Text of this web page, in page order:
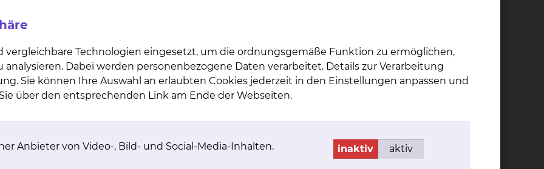
Frauenklinik am Standort Celler Straße statt.
anmelden?
und Patienten zu einer Tumorkonferenz anzumelden.
vergleichbare Technologien eingesetzt, um die ordnungsgemäße Funktion zu ermöglichen,
Dabei werden personenbezogene Daten verarbeitet. Details zur Verarbeitung
Sie können Ihre Auswahl an erlaubten Cookies jederzeit in den Einstellungen anpassen und
über den entsprechenden Link am Ende der Webseiten.
Anbieter von Video-, Bild- und Social-Media-Inhalten. inaktiv aktiv